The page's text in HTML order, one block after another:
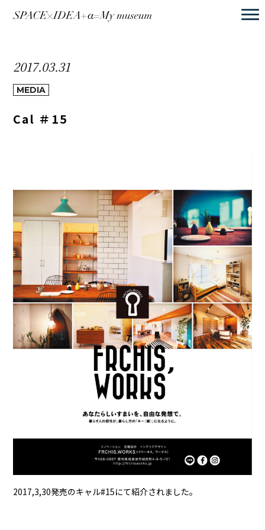
2017.03.31
MEDIA
Cal ＃15
2017,3,30発売のキャル#15にて紹介されました。